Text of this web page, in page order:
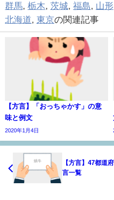
群馬, 栃木, 茨城, 福島, 山形
北海道, 東京の関連記事
【方言】「おっちゃかす」の意
味と例文
2020年1月4日
【方言】47都道
言一覧